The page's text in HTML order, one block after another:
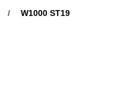
W1000 ST19